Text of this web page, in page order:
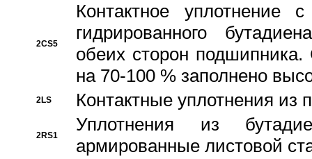
2CS5
Контактное уплотнение
гидрированного
обеих сторон
на 70-100 % заполнено
2LS Контактные уплотнения из
2RS1
Уплотнения из
армированные листовой